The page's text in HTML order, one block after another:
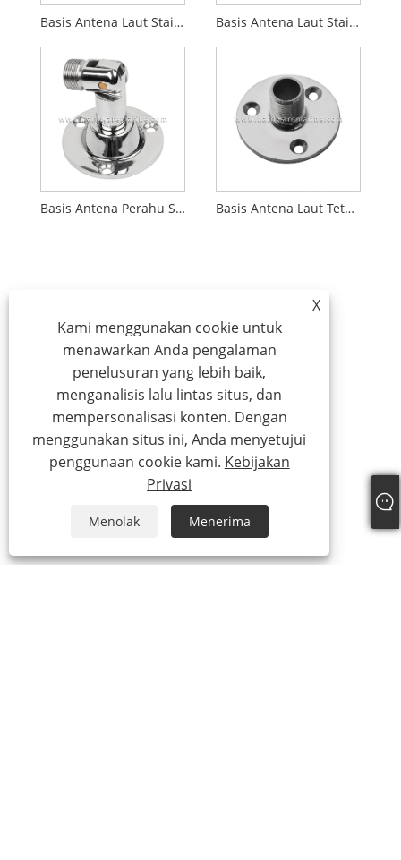
Basis Antena Laut Stainless Steel 316 Basis Antena Laut Stainless Steel 316 yang Dapat Disesuaikan
Basis Antena Perahu Stainless Steel 316 yang Dapat Disesuaikan Basis Antena Laut Tetap 90 Derajat Baja Tahan Karat 316
X
Kami menggunakan cookie untuk
menawarkan Anda pengalaman
penelusuran yang lebih baik,
menganalisis lalu lintas situs, dan
mempersonalisasi konten. Dengan
menggunakan situs ini, Anda menyetujui
penggunaan cookie kami. Kebijakan
Privasi
Menolak Menerima